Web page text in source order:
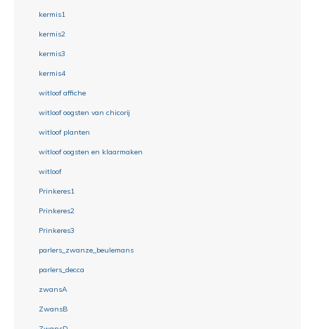
kermis1
kermis2
kermis3
kermis4
witloof affiche
witloof oogsten van chicorij
witloof planten
witloof oogsten en klaarmaken
witloof
Prinkeres1
Prinkeres2
Prinkeres3
parlers_zwanze_beulemans
parlers_decca
zwansA
ZwansB